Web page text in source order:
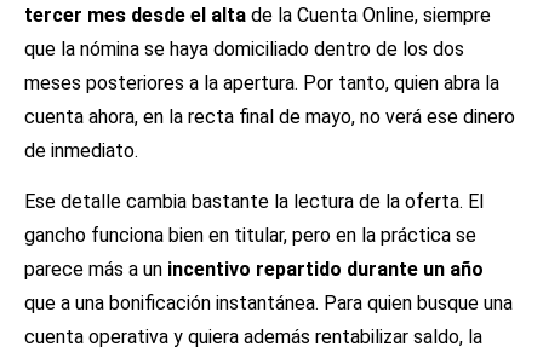
tercer mes desde el alta de la Cuenta Online, siempre
que la nómina se haya domiciliado dentro de los dos
meses posteriores a la apertura. Por tanto, quien abra la
cuenta ahora, en la recta final de mayo, no verá ese dinero
de inmediato.
Ese detalle cambia bastante la lectura de la oferta. El
gancho funciona bien en titular, pero en la práctica se
parece más a un incentivo repartido durante un año
que a una bonificación instantánea. Para quien busque una
cuenta operativa y quiera además rentabilizar saldo, la